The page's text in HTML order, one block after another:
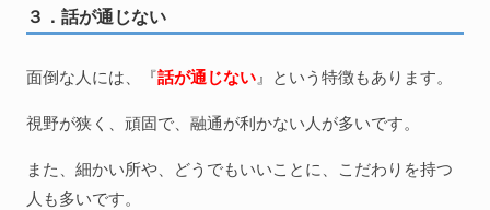
３．話が通じない
面倒な人には、『話が通じない 』という特徴もあります。
視野が狭く、頑固で、融通が利かない人が多いです。
また、細かい所や、どうでもいいことに、こだわりを持つ
人も多いです。